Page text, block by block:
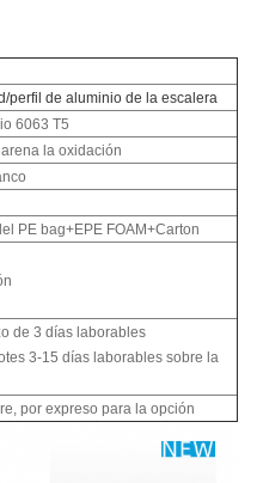
perfil de aluminio de la escalera
6063 T5
la oxidación
PE bag+EPE FOAM+Carton
de 3 días laborables
3-15 días laborables sobre la
por expreso para la opción